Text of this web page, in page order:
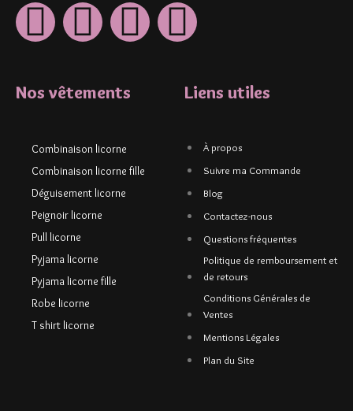
Nos vêtements
Combinaison licorne
Combinaison licorne fille
Déguisement licorne
Peignoir licorne
Pull licorne
Pyjama licorne
Pyjama licorne fille
Robe licorne
T shirt licorne
Liens utiles
À propos
Suivre ma Commande
Blog
Contactez-nous
Questions fréquentes
Politique de remboursement et
de retours
Conditions Générales de
Ventes
Mentions Légales
Plan du Site